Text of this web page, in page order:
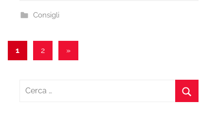
Consigli
Navigazione
1 2
Articolo
successivo
»
Ricerca